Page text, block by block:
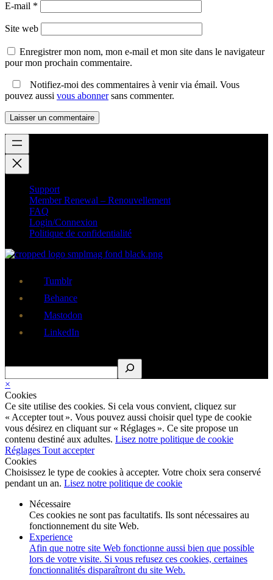
E-mail *
Site web
Enregistrer mon nom, mon e-mail et mon site dans le navigateur
pour mon prochain commentaire.
Notifiez-moi des commentaires à venir via émail. Vous
pouvez aussi vous abonnersans commenter.
Support
Member Renewal – Renouvellement
FAQ
Login/Connexion
Politique de confidentialité
Tumblr
Behance
Mastodon
LinkedIn
×
Cookies
Ce site utilise des cookies. Si cela vous convient, cliquez sur
« Accepter tout ». Vous pouvez aussi choisir quel type de cookie
vous désirez en cliquant sur « Réglages ». Ce site propose un
contenu destiné aux adultes. Lisez notre politique de cookie
Réglages Tout accepter
Cookies
Choisissez le type de cookies à accepter. Votre choix sera conservé
pendant un an. Lisez notre politique de cookie
Nécessaire
Ces cookies ne sont pas facultatifs. Ils sont nécessaires au
fonctionnement du site Web.
Experience
Afin que notre site Web fonctionne aussi bien que possible
lors de votre visite. Si vous refusez ces cookies, certaines
fonctionnalités disparaîtront du site Web.